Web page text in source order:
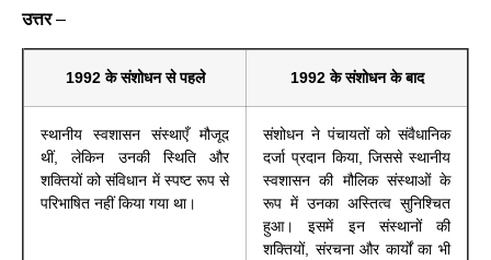
उत्तर–
1992 के संशोधन से पहले 1992 के संशोधन के बाद
स्थानीय स्वशासन संस्थाएँ मौजूद
थीं, लेकिन उनकी स्थिति और
शक्तियों को संविधान में स्पष्ट रूप से
परिभाषित नहीं किया गया था।
संशोधन ने पंचायतों को संवैधानिक
दर्जा प्रदान किया, जिससे स्थानीय
स्वशासन की मौलिक संस्थाओं के
रूप में उनका अस्तित्व सुनिश्चित
हुआ। इसमें इन संस्थानों की
शक्तियों, संरचना और कार्यों का भी